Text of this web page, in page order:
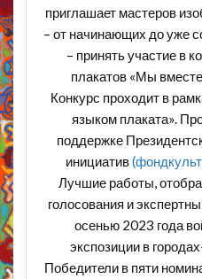
приглашает мастеров
– от начинающих до уже
– принять участие в
плакатов «Мы
Конкурс проходит в
языком плаката».
поддержке
инициатив
Лучшие работы,
голосования и
осенью 2023 года
экспозиции в
Победители в пяти